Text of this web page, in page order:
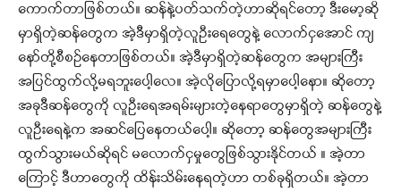
ကောက်တာဖြစ်တယ်။ ဆန်နဲ့ပတ်သက်တဲ့ဟာဆိုရင်တော့ ဒီးမော့ဆို
မှာရှိတဲ့ဆန်တွေက အဲ့ဒီမှာရှိတဲ့လူဦးရေတွေနဲ့ လောက်ငှအောင် ကျ
နော်တို့စီစဉ်နေတာဖြစ်တယ်။ အဲ့ဒီမှာရှိတဲ့ဆန်တွေက အများကြီး
အပြင်ထွက်လို့မရဘူးပေါ့လေ။ အဲ့လိုပြောလို့ရမှာပေါ့နော။ ဆိုတော့
အခုဒီဆန်တွေကို လူဦးရေအရမ်းများတဲ့နေရာတွေမှာရှိတဲ့ ဆန်တွေနဲ့
လူဦးရေနဲ့က အဆင်ပြေနေတယ်ပေါ့။ ဆိုတော့ ဆန်တွေအများကြီး
ထွက်သွားမယ်ဆိုရင် မလောက်ငှမှုတွေဖြစ်သွားနိုင်တယ် ။ အဲ့တာ
ကြောင့် ဒီဟာတွေကို ထိန်းသိမ်းနေရတဲ့ဟာ တစ်ခုရှိတယ်။ အဲ့တာ